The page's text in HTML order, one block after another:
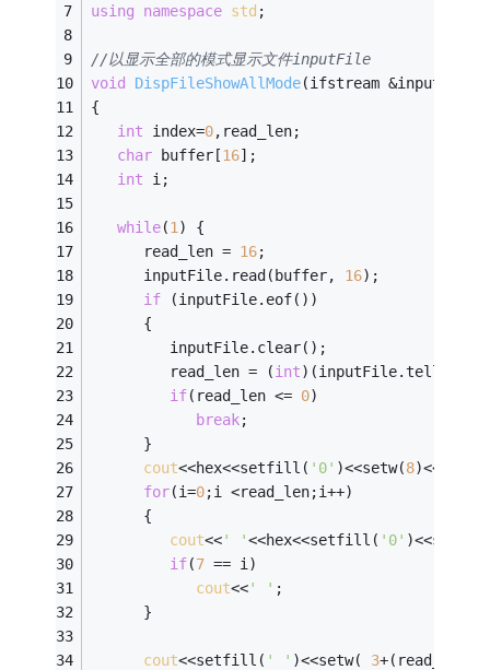
using
namespace std ;
//以显示全部的模式显示文件inputFile
void
DispFileShowAllMode(ifstream &inputFile)
{
int index=0,read_len;
char buffer[16];
int i;
while(1 ) {
      read_len =
16;
      inputFile.read(buffer,
16);
if (inputFile.eof())
      {
         inputFile.clear();
         read_len = (
int)(inputFile.tellg())
if(read_len <= 0)
break;
      }
cout<<hex<<setfill( '0' )<<setw(8
for(i=0;i <read_len;i++)
      {
cout<<' '<<hex<<setfill( '0' )<<setw(
if(7 == i)
cout<<' ' ;
      }
cout<<setfill( ' ' )<<setw( 3+(read_len>